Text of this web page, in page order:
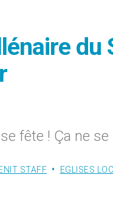
fête ! Ça ne se
STAFF EGLISES